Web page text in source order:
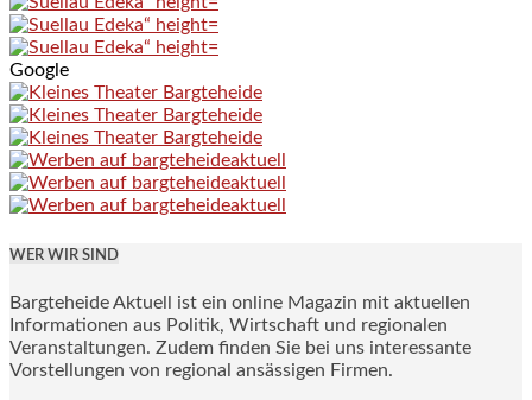
Google
WER WIR SIND
Bargteheide Aktuell ist ein online Magazin mit aktuellen
Informationen aus Politik, Wirtschaft und regionalen
Veranstaltungen. Zudem finden Sie bei uns interessante
Vorstellungen von regional ansässigen Firmen.